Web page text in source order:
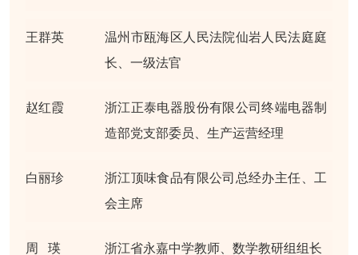
王群英
温州市瓯海区人民法院仙岩人民法庭庭
长、一级法官
赵红霞
浙江正泰电器股份有限公司终端电器制
造部党支部委员、生产运营经理
白丽珍
浙江顶味食品有限公司总经办主任、工
会主席
周 瑛 浙江省永嘉中学教师、数学教研组组长